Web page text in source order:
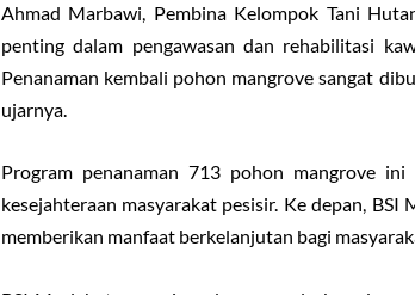
Ahmad Marbawi, Pembina Kelompok Tani
penting dalam pengawasan dan rehabilitasi
Penanaman kembali pohon mangrove sangat
ujarnya.
Program penanaman 713 pohon mangrove
kesejahteraan masyarakat pesisir. Ke depan,
memberikan manfaat berkelanjutan bagi